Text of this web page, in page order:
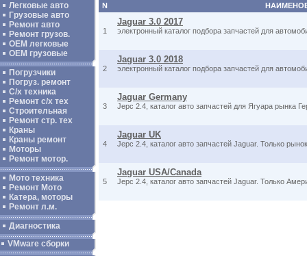
Легковые авто
Грузовые авто
Ремонт авто
Ремонт грузов.
ОЕМ легковые
OEM грузовые
Погрузчики
Погруз. ремонт
С/х техника
Ремонт с/х тех
Строительная
Ремонт стр. тех
Краны
Краны ремонт
Моторы
Ремонт мотор.
Мото техника
Ремонт Мото
Катера, моторы
Ремонт л.м.
Диагностика
VMware сборки
N
1
Jaguar 3.0 2017
электронный каталог подбора запчастей для
2
Jaguar 3.0 2018
электронный каталог подбора запчастей для
3
Jaguar Germany
Jepc 2.4, каталог авто запчастей для Ягуара рынка
4
Jaguar UK
Jepc 2.4, каталог авто запчастей Jaguar. Только
5
Jaguar USA/Canada
Jepc 2.4, каталог авто запчастей Jaguar. Только